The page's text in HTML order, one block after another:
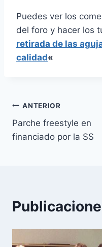
Puedes ver los
del foro y hacer los
retirada de las
calidad«
Navegación
de
ANTERIOR
Parche freestyle en
financiado por la SS